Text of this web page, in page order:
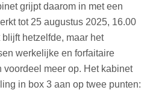
grijpt daarom in met een
tot 25 augustus 2025, 16.00
hetzelfde, maar het
werkelijke en forfaitaire
voordeel meer op. Het kabinet
in box 3 aan op twee punten: